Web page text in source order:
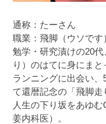
通称：たーさん
職業：飛脚（ウソです
勉学・研究漬けの20
り）のはてに身にま
ランニングに出会い
て還暦記念の「飛脚
人生の下り坂をあゆ
姜内科医）。